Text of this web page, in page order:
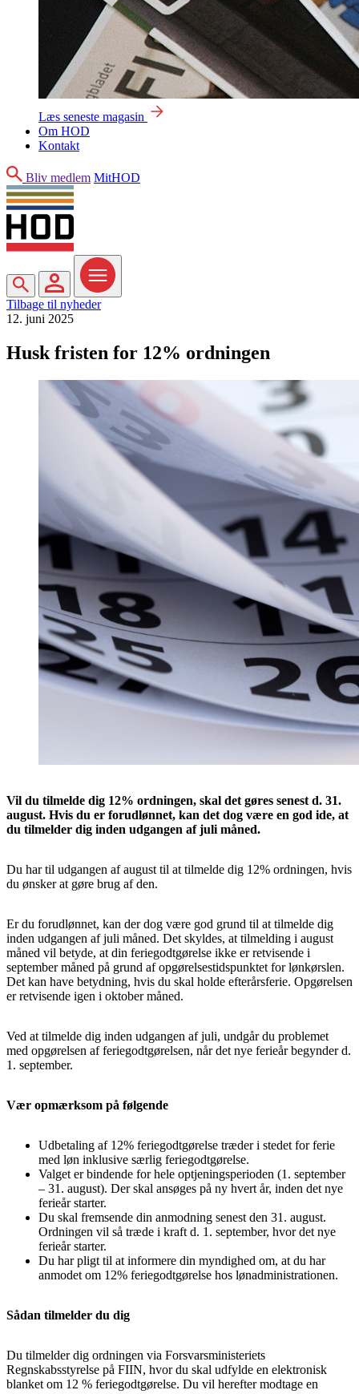
Læs seneste magasin
Om HOD
Kontakt
Søg
Bliv medlem MitHOD
Søg MitHOD Menu
Tilbage til nyheder
12. juni 2025
Husk fristen for 12% ordningen
Vil du tilmelde dig 12% ordningen, skal det gøres senest d. 31.
august. Hvis du er forudlønnet, kan det dog være en god ide, at
du tilmelder dig inden udgangen af juli måned.
Du har til udgangen af august til at tilmelde dig 12% ordningen, hvis
du ønsker at gøre brug af den.
Er du forudlønnet, kan der dog være god grund til at tilmelde dig
inden udgangen af juli måned. Det skyldes, at tilmelding i august
måned vil betyde, at din feriegodtgørelse ikke er retvisende i
september måned på grund af opgørelsestidspunktet for lønkørslen.
Det kan have betydning, hvis du skal holde efterårsferie. Opgørelsen
er retvisende igen i oktober måned.
Ved at tilmelde dig inden udgangen af juli, undgår du problemet
med opgørelsen af feriegodtgørelsen, når det nye ferieår begynder d.
1. september.
Vær opmærksom på følgende
Udbetaling af 12% feriegodtgørelse træder i stedet for ferie
med løn inklusive særlig feriegodtgørelse.
Valget er bindende for hele optjeningsperioden (1. september
– 31. august). Der skal ansøges på ny hvert år, inden det nye
ferieår starter.
Du skal fremsende din anmodning senest den 31. august.
Ordningen vil så træde i kraft d. 1. september, hvor det nye
ferieår starter.
Du har pligt til at informere din myndighed om, at du har
anmodet om 12% feriegodtgørelse hos lønadministrationen.
Sådan tilmelder du dig
Du tilmelder dig ordningen via Forsvarsministeriets
Regnskabsstyrelse på FIIN, hvor du skal udfylde en elektronisk
blanket om 12 % feriegodtgørelse. Du vil herefter modtage en